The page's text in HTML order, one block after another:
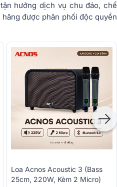
hưởng dịch vụ chu đáo, chế
được phân phối độc quyền
Loa Acnos Acoustic 3 (Bass
25cm, 220W, Kèm 2 Micro)